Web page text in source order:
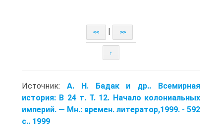
<< >>
↑
Источник: А. Н. Бадак и др.. Всемирная
история: В 24 т. Т. 12. Начало коло­ниальных
империй. — Мн.: времен. литератор,1999. - 592
с.. 1999